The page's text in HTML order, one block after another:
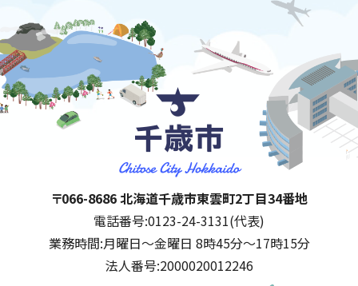
千歳市
住所:
〒066-8686 北海道千歳市東雲町2丁目34番地
電話番号:0123-24-3131(代表)
業務時間:月曜日～金曜日 8時45分～17時15分
法人番号:2000020012246